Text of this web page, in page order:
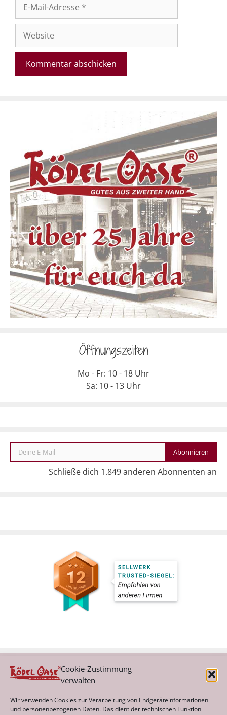
Cookie-Zustimmung
verwalten
Wir verwenden Cookies zur Verarbeitung von Endgeräteinformationen
und personenbezogenen Daten. Das dient der technischen Funktion
Mail-
Adresse
Website
Öffnungszeiten
Mo - Fr: 10 - 18 Uhr
Sa: 10 - 13 Uhr
Deine E-Mail
Abonnieren
Schließe dich 1.849 anderen Abonnenten an